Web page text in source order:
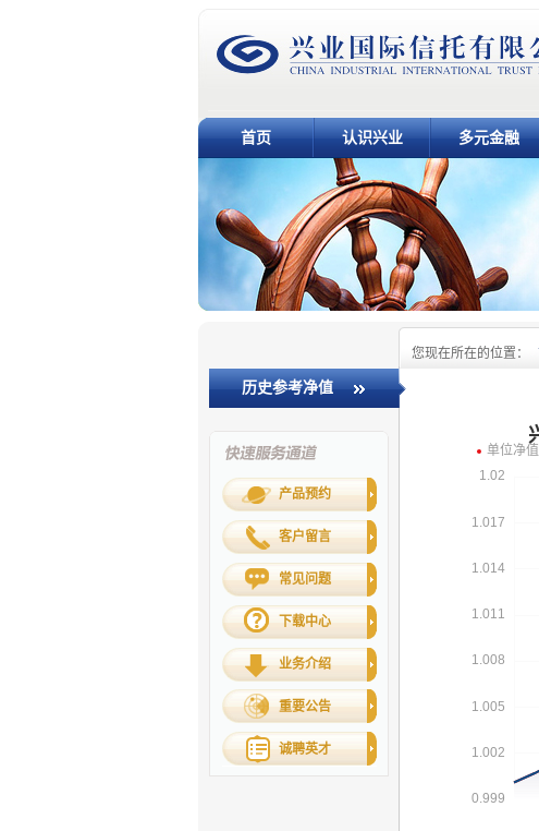
首页 认识兴业 多元金融
您现在所在的位置：
历史参考净值
产品预约
客户留言
常见问题
下载中心
业务介绍
重要公告
诚聘英才